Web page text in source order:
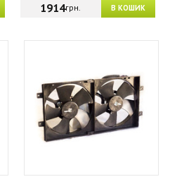
В КОШИК
1914грн.